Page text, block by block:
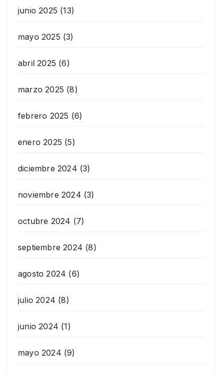
junio 2025 (13)
mayo 2025 (3)
abril 2025 (6)
marzo 2025 (8)
febrero 2025 (6)
enero 2025 (5)
diciembre 2024 (3)
noviembre 2024 (3)
octubre 2024 (7)
septiembre 2024 (8)
agosto 2024 (6)
julio 2024 (8)
junio 2024 (1)
mayo 2024 (9)